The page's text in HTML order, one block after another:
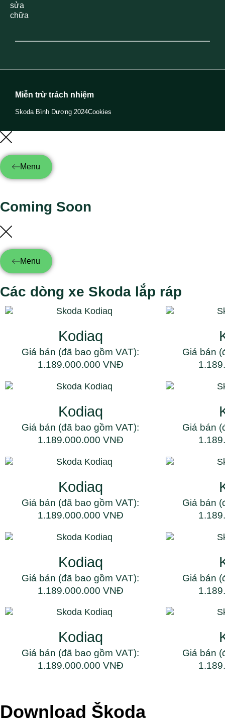
sửa
chữa
Miễn trừ trách nhiệm
Skoda Bình Dương 2024Cookies
Menu
Coming Soon
Menu
Các dòng xe Skoda lắp ráp
Kodiaq
Giá bán (đã bao gồm VAT):
1.189.000.000 VNĐ
Giá bán
Kodiaq
Giá bán (đã bao gồm VAT):
1.189.000.000 VNĐ
Giá bán
Kodiaq
Giá bán (đã bao gồm VAT):
1.189.000.000 VNĐ
Giá bán
Kodiaq
Giá bán (đã bao gồm VAT):
1.189.000.000 VNĐ
Giá bán
Kodiaq
Giá bán (đã bao gồm VAT):
1.189.000.000 VNĐ
Giá bán
Download Škoda